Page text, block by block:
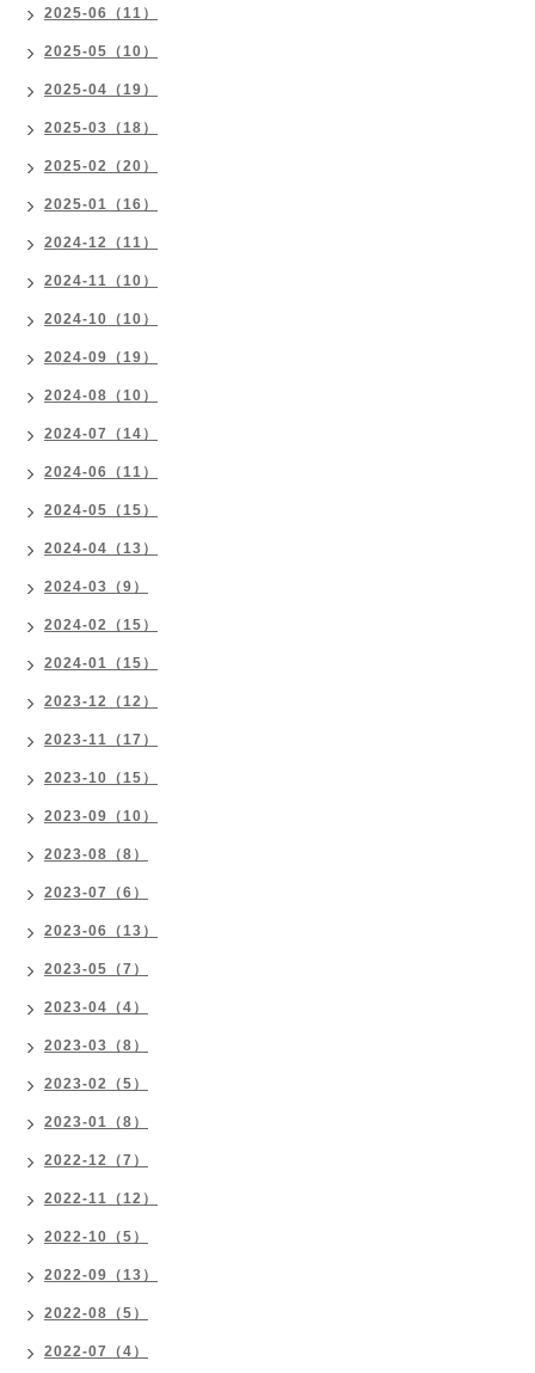
2025-06（11）
2025-05（10）
2025-04（19）
2025-03（18）
2025-02（20）
2025-01（16）
2024-12（11）
2024-11（10）
2024-10（10）
2024-09（19）
2024-08（10）
2024-07（14）
2024-06（11）
2024-05（15）
2024-04（13）
2024-03（9）
2024-02（15）
2024-01（15）
2023-12（12）
2023-11（17）
2023-10（15）
2023-09（10）
2023-08（8）
2023-07（6）
2023-06（13）
2023-05（7）
2023-04（4）
2023-03（8）
2023-02（5）
2023-01（8）
2022-12（7）
2022-11（12）
2022-10（5）
2022-09（13）
2022-08（5）
2022-07（4）